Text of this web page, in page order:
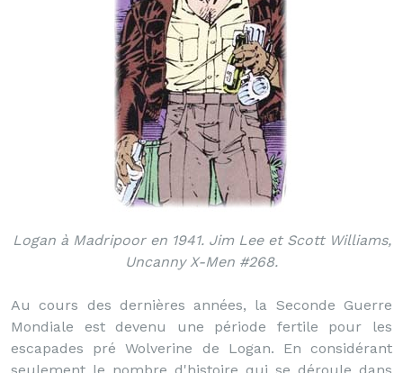
Logan à Madripoor en 1941. Jim Lee et Scott Williams,
Uncanny X-Men #268.
Au cours des dernières années, la Seconde Guerre
Mondiale est devenu une période fertile pour les
escapades pré Wolverine de Logan. En considérant